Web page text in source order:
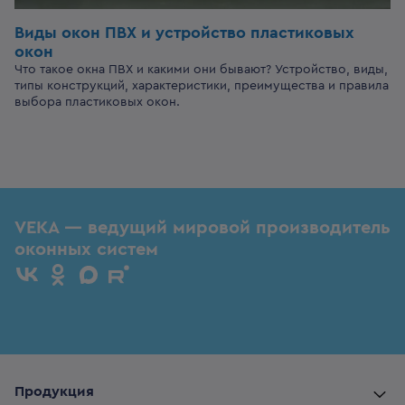
Виды окон ПВХ и устройство пластиковых
окон
Что такое окна ПВХ и какими они бывают? Устройство, виды,
типы конструкций, характеристики, преимущества и правила
выбора пластиковых окон.
VEKA — ведущий мировой производитель
оконных систем
Продукция